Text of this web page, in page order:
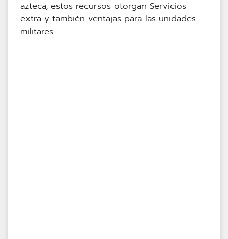
azteca, estos recursos otorgan Servicios
extra y también ventajas para las unidades
militares.